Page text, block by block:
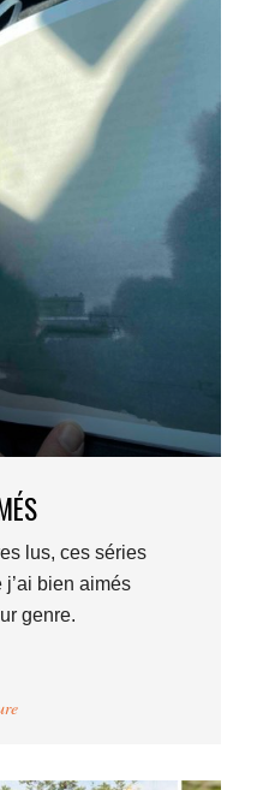
lus, ces séries
bien aimés
genre.